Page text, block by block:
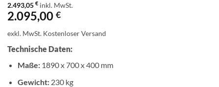
2.493,05 € inkl. MwSt.
2.095,00 €
exkl. MwSt. Kostenloser Versand
Technische Daten:
Maße:1890 x 700 x 400 mm
Gewicht:230 kg